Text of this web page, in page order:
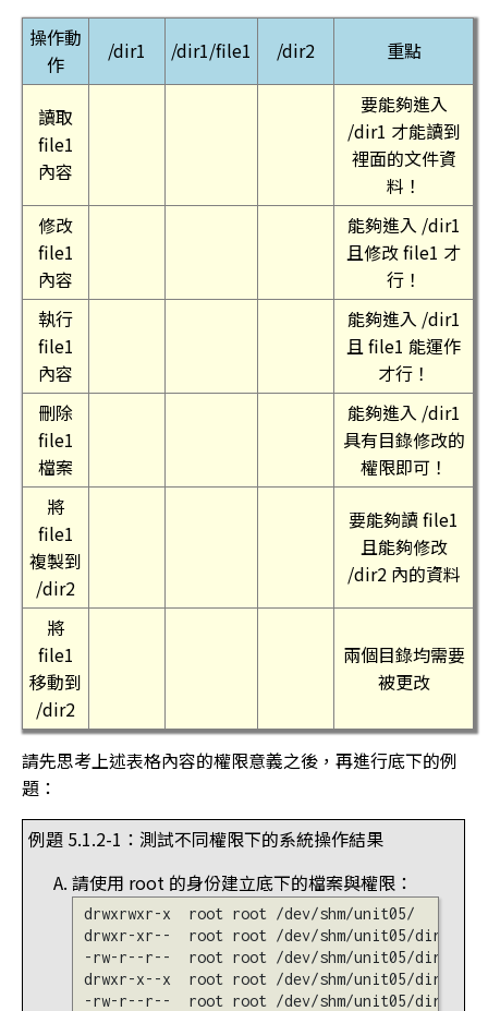
操作動
作
/dir1 /dir1/file1 /dir2 重點
讀取
file1
內容
要能夠進入
/dir1 才能讀到
裡面的文件資
料！
修改
file1
內容
能夠進入 /dir1
且修改 file1 才
行！
執行
file1
內容
能夠進入 /dir1
且 file1 能運作
才行！
刪除
file1
檔案
能夠進入 /dir1
具有目錄修改的
權限即可！
將
file1
複製到
/dir2
要能夠讀 file1
且能夠修改
/dir2 內的資料
將
file1
移動到
/dir2
兩個目錄均需要
被更改
請先思考上述表格內容的權限意義之後，再進行底下的例
題：
例題 5.1.2-1：測試不同權限下的系統操作結果
請使用 root 的身份建立底下的檔案與權限：
drwxrwxr-x  root root /dev/shm/unit05/
drwxr-xr--  root root /dev/shm/unit05/dir1/
-rw-r--r--  root root /dev/shm/unit05/dir1/
drwxr-x--x  root root /dev/shm/unit05/dir2/
-rw-r--r--  root root /dev/shm/unit05/dir2/